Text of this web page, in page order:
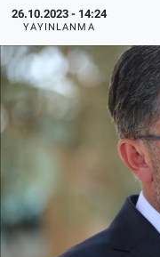
26.10.2023 - 14:24
YAYINLANMA